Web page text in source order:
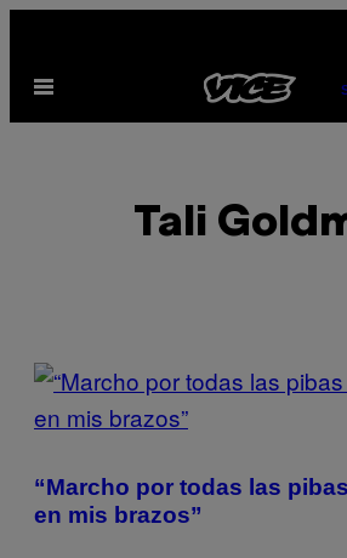
contenido
Abrir
Tali
POSTS
BY
THIS
AUTHOR
“Marcho por todas las
en mis brazos”